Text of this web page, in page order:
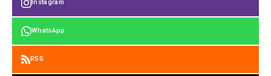
Instagram
WhatsApp
RSS